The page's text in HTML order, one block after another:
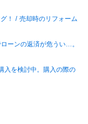
！ / 売却時のリフォーム
ーンの返済が危うい…。
入を検討中。購入の際の